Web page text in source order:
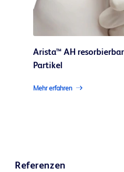
Arista™ AH
Partikel
Mehr erfahren
Referenzen